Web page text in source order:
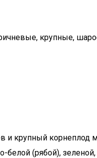
крупные,
и крупный корнеплод
белой (рябой),